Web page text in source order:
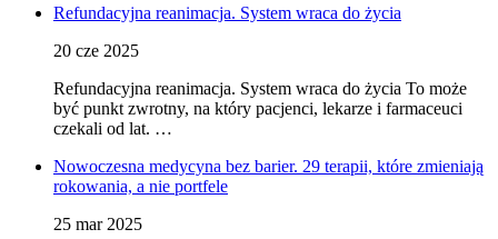
Refundacyjna reanimacja. System wraca do życia
20 cze 2025
Refundacyjna reanimacja. System wraca do życia To może
być punkt zwrotny, na który pacjenci, lekarze i farmaceuci
czekali od lat. …
Nowoczesna medycyna bez barier. 29 terapii, które zmieniają
rokowania, a nie portfele
25 mar 2025